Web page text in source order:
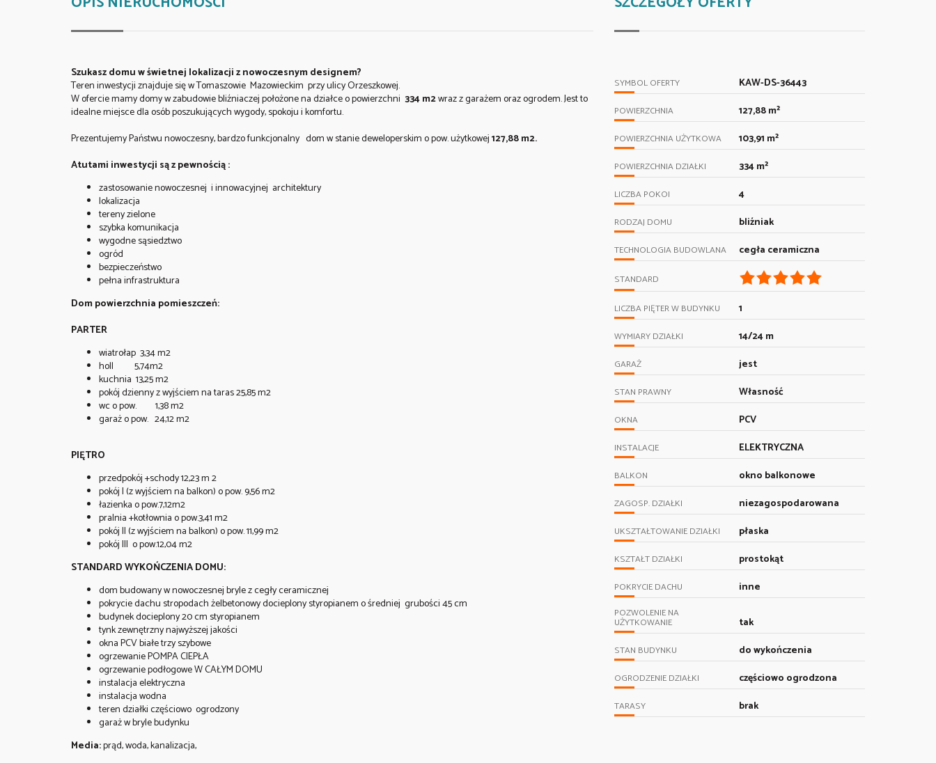
Szukasz domu w świetnej lokalizacji z nowoczesnym designem?
Teren inwestycji znajduje się w Tomaszowie Mazowieckim przy ulicy Orzeszkowej.
W ofercie mamy domy w zabudowie bliźniaczej położone na działce o powierzchni 334 m2wraz z garażem oraz ogrodem. Jest to
idealne miejsce dla osób poszukujących wygody, spokoju i komfortu.
Prezentujemy Państwu nowoczesny, bardzo funkcjonalny dom w stanie deweloperskim o pow. użytkowej127,88 m2.
Atutami inwestycji są z pewnością :
zastosowanie nowoczesnej i innowacyjnej architektury
lokalizacja
tereny zielone
szybka komunikacja
wygodne sąsiedztwo
ogród
bezpieczeństwo
pełna infrastruktura
Dom powierzchnia pomieszczeń:
PARTER
wiatrołap 3,34 m2
holl 5,74m2
kuchnia 13,25m2
pokój dzienny z wyjściem na taras 25,85 m2
wc o pow. 1,38 m2
garaż o pow. 24,12 m2
PIĘTRO
przedpokój +schody 12,23 m 2
pokój I (z wyjściem na balkon) o pow. 9,56 m2
łazienka o pow.7,12m2
pralnia +kotłownia o pow.3,41 m2
pokój II (z wyjściem na balkon) o pow. 11,99 m2
pokój III o pow.12,04 m2
STANDARD WYKOŃCZENIA DOMU:
dom budowany w nowoczesnej bryle z cegły ceramicznej
pokrycie dachu stropodach żelbetonowy docieplony styropianem o średniej grubości 45 cm
budynek docieplony 20 cm styropianem
tynk zewnętrzny najwyższej jakości
okna PCV białe trzy szybowe
ogrzewanie POMPA CIEPŁA
ogrzewanie podłogowe W CAŁYM DOMU
instalacja elektryczna
instalacja wodna
teren działki częściowo ogrodzony
garaż w bryle budynku
Media:prąd, woda, kanalizacja,
SYMBOL OFERTY KAW-DS-36443
POWIERZCHNIA 127,88 m²
POWIERZCHNIA UŻYTKOWA 103,91 m²
POWIERZCHNIA DZIAŁKI 334 m²
LICZBA POKOI 4
RODZAJ DOMU bliźniak
TECHNOLOGIA BUDOWLANA cegła ceramiczna
STANDARD
LICZBA PIĘTER W BUDYNKU 1
WYMIARY DZIAŁKI 14/24 m
GARAŻ jest
STAN PRAWNY Własność
OKNA PCV
INSTALACJE ELEKTRYCZNA
BALKON okno balkonowe
ZAGOSP. DZIAŁKI niezagospodarowana
UKSZTAŁTOWANIE DZIAŁKI płaska
KSZTAŁT DZIAŁKI prostokąt
POKRYCIE DACHU inne
POZWOLENIE NA
UŻYTKOWANIE tak
STAN BUDYNKU do wykończenia
OGRODZENIE DZIAŁKI częściowo ogrodzona
TARASY brak